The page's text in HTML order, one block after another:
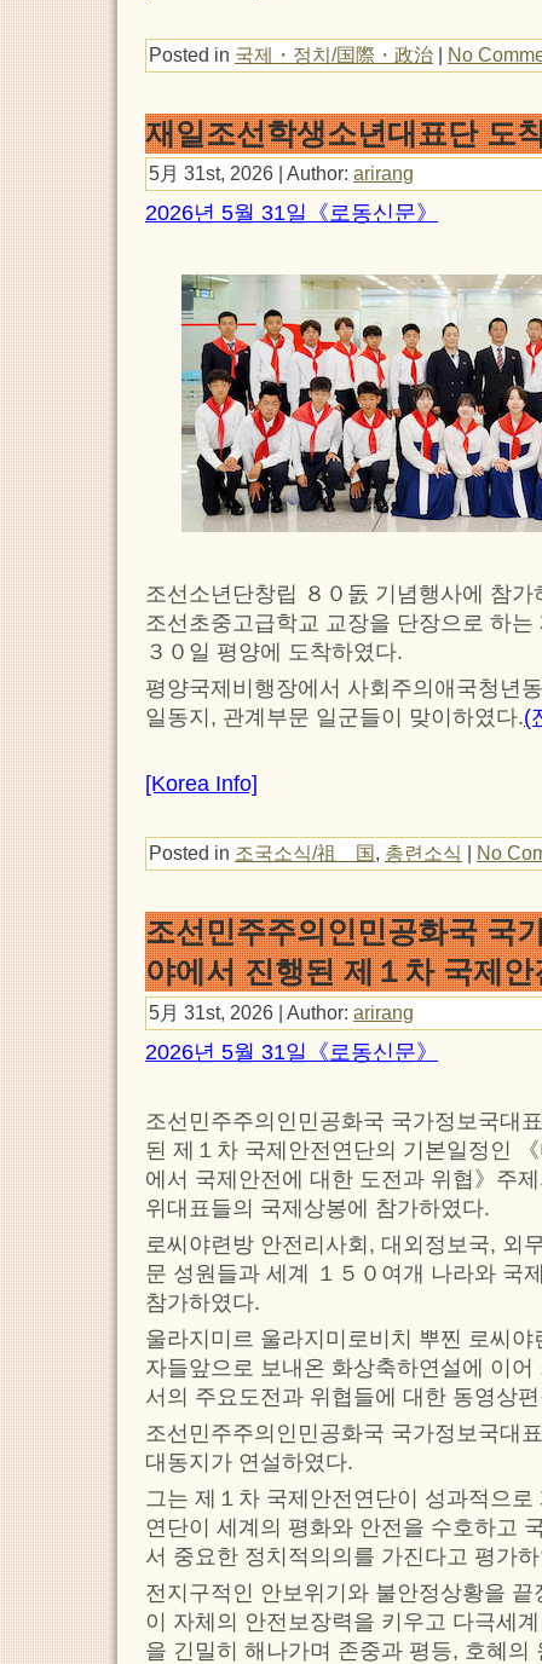
Posted in 국제・정치/国際・政治 | No
재일조선학생소년대표단 도
5月 31st, 2026 | Author: arirang
2026년 5월 31일《로동신문》
조선소년단창립 ８０돐 기념행사에 참
조선초중고급학교 교장을 단장으로 하
３０일 평양에 도착하였다.
평양국제비행장에서 사회주의애국청년
일동지, 관계부문 일군들이 맞이하였다.(
[Korea Info]
Posted in 조국소식/祖 国 , 총련소식 No
조선민주주의인민공화국 국
야에서 진행된 제１차 국제
5月 31st, 2026 | Author: arirang
2026년 5월 31일《로동신문》
조선민주주의인민공화국 국가정보국대
된 제１차 국제안전연단의 기본일정인
에서 국제안전에 대한 도전과 위협》주
위대표들의 국제상봉에 참가하였다.
로씨야련방 안전리사회, 대외정보국, 외
문 성원들과 세계 １５０여개 나라와 국
참가하였다.
울라지미르 울라지미로비치 뿌찐 로씨
자들앞으로 보내온 화상축하연설에 이
서의 주요도전과 위협들에 대한 동영상
조선민주주의인민공화국 국가정보국대
대동지가 연설하였다.
그는 제１차 국제안전연단이 성과적으
연단이 세계의 평화와 안전을 수호하고
서 중요한 정치적의의를 가진다고 평가
전지구적인 안보위기와 불안정상황을
이 자체의 안전보장력을 키우고 다극세
을 긴밀히 해나가며 존중과 평등, 호혜의